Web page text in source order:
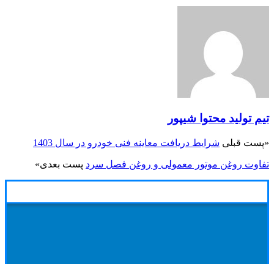
تیم تولید محتوا شیپور
«پست قبلی شرایط دریافت معاینه فنی خودرو در سال 1403
تفاوت روغن موتور معمولی و روغن فصل سرد پست بعدی»